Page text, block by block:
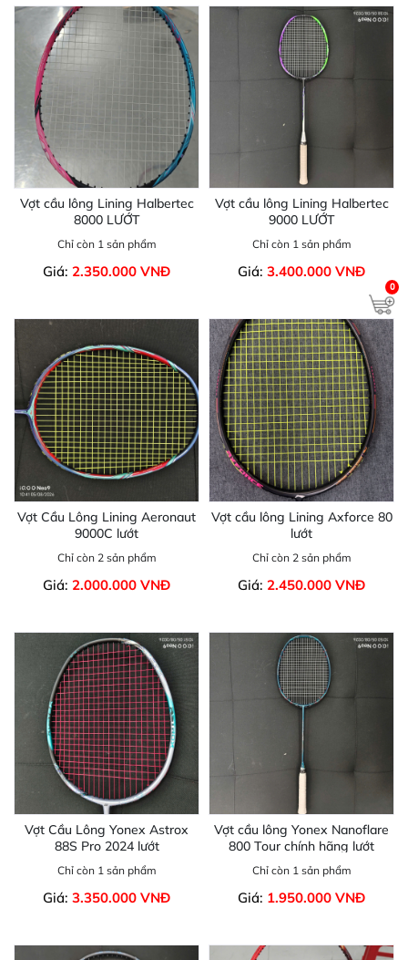
Vợt cầu lông Lining Halbertec
8000 LƯỚT
Chỉ còn 1 sản phẩm
Giá: 2.350.000 VNĐ
Vợt cầu lông Lining Halbertec
9000 LƯỚT
Chỉ còn 1 sản phẩm
Giá: 3.400.000 VNĐ
Vợt Cầu Lông Lining Aeronaut
9000C lướt
Chỉ còn 2 sản phẩm
Giá: 2.000.000 VNĐ
Vợt cầu lông Lining Axforce 80
lướt
Chỉ còn 2 sản phẩm
Giá: 2.450.000 VNĐ
Vợt Cầu Lông Yonex Astrox
88S Pro 2024 lướt
Chỉ còn 1 sản phẩm
Giá: 3.350.000 VNĐ
Vợt cầu lông Yonex Nanoflare
800 Tour chính hãng lướt
Chỉ còn 1 sản phẩm
Giá: 1.950.000 VNĐ
0